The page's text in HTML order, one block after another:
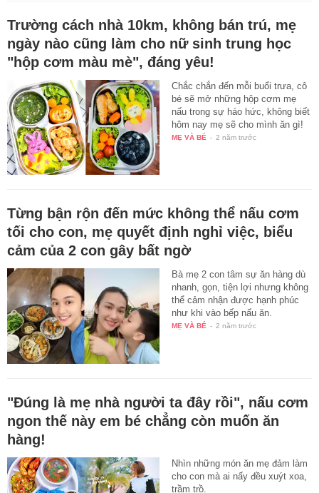
Trường cách nhà 10km, không bán trú, mẹ
ngày nào cũng làm cho nữ sinh trung học
"hộp cơm màu mè", đáng yêu!
Chắc chắn đến mỗi buổi trưa, cô
bé sẽ mở những hộp cơm mẹ
nấu trong sự háo hức, không biết
hôm nay mẹ sẽ cho mình ăn gì!
MẸ VÀ BÉ - 2 năm trước
Từng bận rộn đến mức không thể nấu cơm
tối cho con, mẹ quyết định nghỉ việc, biểu
cảm của 2 con gây bất ngờ
Bà mẹ 2 con tâm sự ăn hàng dù
nhanh, gọn, tiện lợi nhưng không
thể cảm nhận được hạnh phúc
như khi vào bếp nấu ăn.
MẸ VÀ BÉ - 2 năm trước
"Đúng là mẹ nhà người ta đây rồi", nấu cơm
ngon thế này em bé chẳng còn muốn ăn
hàng!
Nhìn những món ăn mẹ đảm làm
cho con mà ai nấy đều xuýt xoa,
trầm trồ.